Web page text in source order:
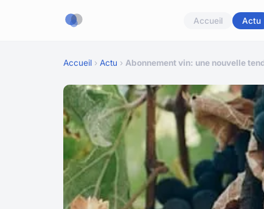
Accueil Actu
Accueil › Actu › Abonnement vin: une nouvelle